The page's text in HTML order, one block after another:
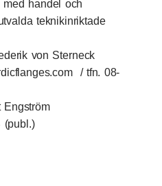
handel och
teknikinriktade
von Sterneck
/ tfn. 08-
Engström
(publ.)